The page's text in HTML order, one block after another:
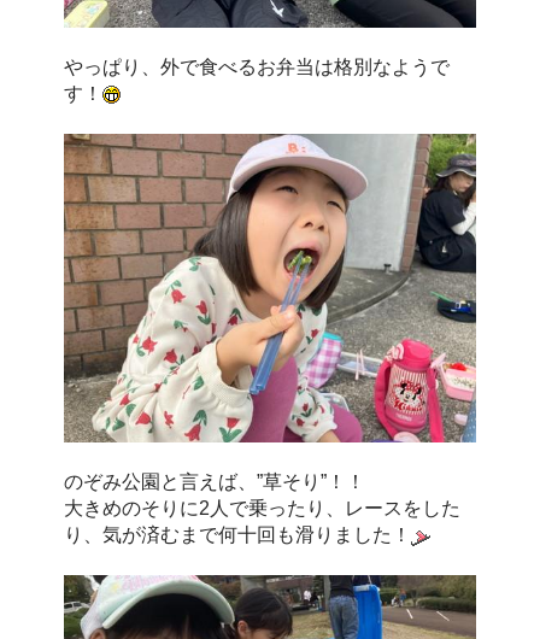
やっぱり、外で食べるお弁当は格別なようで
す！
のぞみ公園と言えば、”草そり”！！
大きめのそりに2人で乗ったり、レースをした
り、気が済むまで何十回も滑りました！